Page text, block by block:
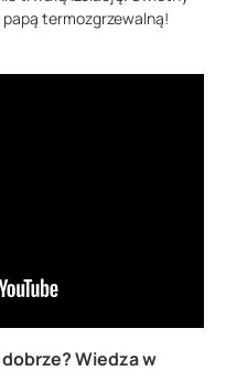
termozgrzewalną!
Wiedza w